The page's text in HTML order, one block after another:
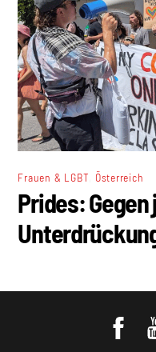
Frauen & LGBT Österreich
Prides: Gegen